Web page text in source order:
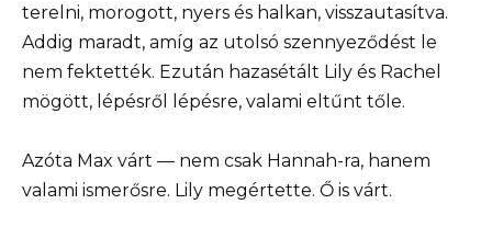
terelni, morogott, nyers és halkan, visszautasítva.
Addig maradt, amíg az utolsó szennyeződést le
nem fektették. Ezután hazasétált Lily és Rachel
mögött, lépésről lépésre, valami eltűnt tőle.
Azóta Max várt — nem csak Hannah-ra, hanem
valami ismerősre. Lily megértette. Ő is várt.